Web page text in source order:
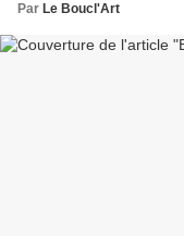
Par Le Boucl'Art